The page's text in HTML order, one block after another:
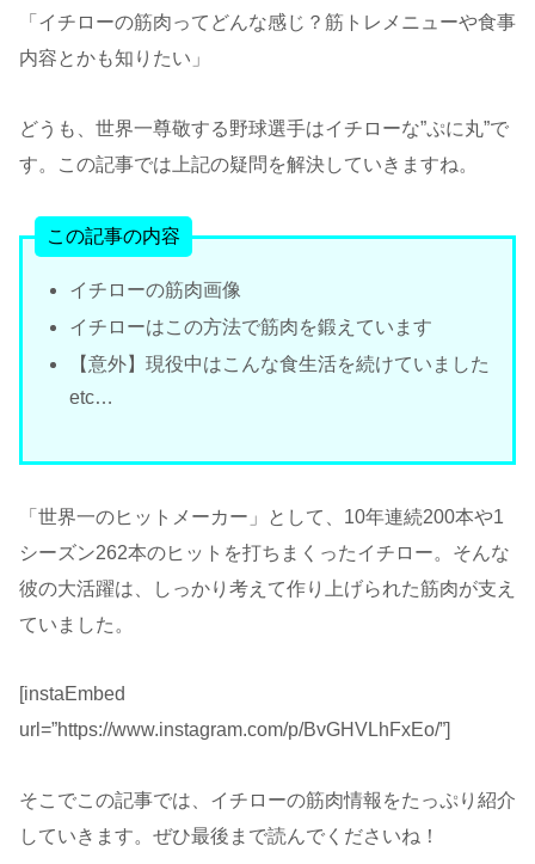
「イチローの筋肉ってどんな感じ？筋トレメニューや食事
内容とかも知りたい」
どうも、世界一尊敬する野球選手はイチローな”ぷに丸”で
す。この記事では上記の疑問を解決していきますね。
この記事の内容
イチローの筋肉画像
イチローはこの方法で筋肉を鍛えています
【意外】現役中はこんな食生活を続けていました
etc…
「世界一のヒットメーカー」として、10年連続200本や1
シーズン262本のヒットを打ちまくったイチロー。そんな
彼の大活躍は、しっかり考えて作り上げられた筋肉が支え
ていました。
[instaEmbed
url=”https://www.instagram.com/p/BvGHVLhFxEo/”]
そこでこの記事では、イチローの筋肉情報をたっぷり紹介
していきます。ぜひ最後まで読んでくださいね！